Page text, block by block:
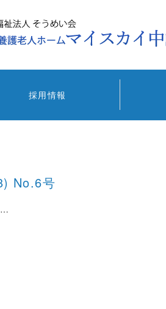
採用情報
No.6号
…